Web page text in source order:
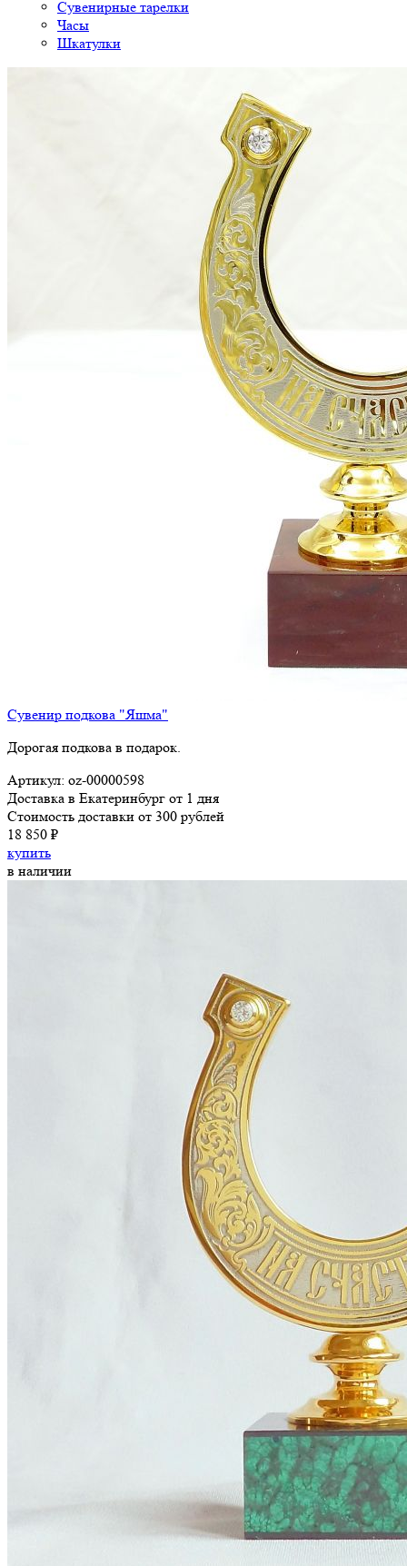
Сувенирные тарелки
Часы
Шкатулки
Сувенир подкова "Яшма"
Дорогая подкова в подарок.
Артикул: oz-00000598
Доставка в Екатеринбург от 1 дня
Стоимость доставки от 300 рублей
18 850 ₽
купить
в наличии